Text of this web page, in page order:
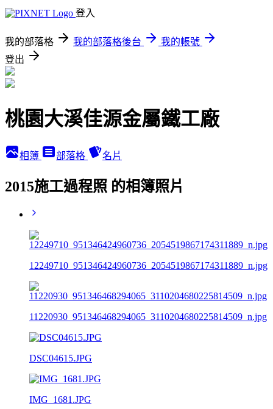
登入
我的部落格 我的部落格後台
我的帳號
登出
桃園大溪佳源金屬鐵工廠
相簿 部落格 名片
2015施工過程照 的相簿照片
12249710_951346424960736_2054519867174311889_n.jpg
11220930_951346468294065_3110204680225814509_n.jpg
DSC04615.JPG
IMG_1681.JPG